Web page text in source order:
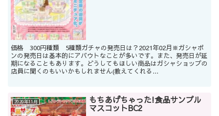
価格 300円種類 5種類ガチャの発売日は？2021年02月※ガシャポ
ンの発売日は基本的にアバウトなことが多いです。また、発売日が延
期になることもあります。どうしてもほしい商品はガシャショップの
店員に聞くのもいいかもしれません(教えてくれる...
2020年11月 もちあげちゃった!食品サンプル
マスコットBC2